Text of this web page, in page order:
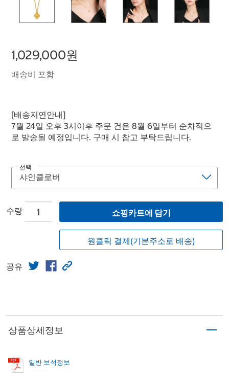
1,029,000원
배송비 포함
[배송지연안내]
7월 24일 오후 3시이후 주문 건은 8월 6일부터 순차적으
로 발송될 예정입니다. 구매 시 참고 부탁드립니다.
선택
수량 쇼핑카트에 담기
원클릭 결제(기본주소로 배송)
공유
상품상세정보
일반 보석정보